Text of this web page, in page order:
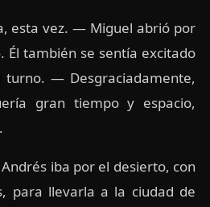
esta vez. — Miguel abrió por
Él también se sentía excitado
— Desgraciadamente,
gran tiempo y espacio,
iba por el desierto, con
para llevarla a la ciudad de